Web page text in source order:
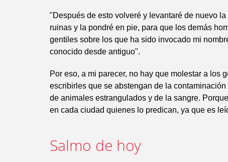
"Después de esto volveré y levantaré de nuevo
ruinas y la pondré en pie, para que los demás
gentiles sobre los que ha sido invocado mi
conocido desde antiguo".
Por eso, a mi parecer, no hay que molestar a los
escribirles que se abstengan de la
de animales estrangulados y de la sangre.
en cada ciudad quienes lo predican, ya que es
Salmo de hoy